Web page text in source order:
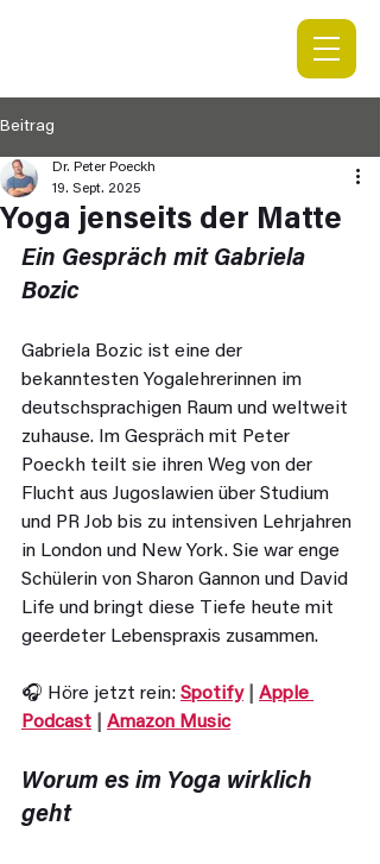
Beitrag
Yoga jenseits der Matte
Dr. Peter Poeckh
19. Sept. 2025
Ein Gespräch mit Gabriela
Bozic
Gabriela Bozic ist eine der
bekanntesten Yogalehrerinnen im
deutschsprachigen Raum und weltweit
zuhause. Im Gespräch mit Peter
Poeckh teilt sie ihren Weg von der
Flucht aus Jugoslawien über Studium
und PR Job bis zu intensiven Lehrjahren
in London und New York. Sie war enge
Schülerin von Sharon Gannon und David
Life und bringt diese Tiefe heute mit
geerdeter Lebenspraxis zusammen.
🎧 Höre jetzt rein: Spotify | Apple
Podcast
Amazon Music
Worum es im Yoga wirklich
geht